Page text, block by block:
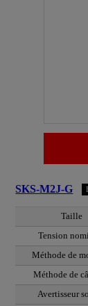
SKS-M2J-G
Taille
Tension
Méthode de
Méthode de
Avertisseur